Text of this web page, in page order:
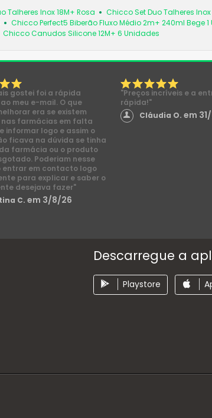
Talheres Inox 18M+ Rosa
Chicco Set Duo Talheres Inox
Chicco Perfect5 Biberão Fluxo Médio 2m+ 240ml Bege
Chicco Canudos Silicone 12M+ 6 Unidades
gostei foi a rápida
meu e-mail. O que
era se existem
farmácias em falta
informar logo e assim o
ficava na dúvida se tinha
farmácia ou o produto
Poderiam nesse
entrar em contacto logo
para explicar e saber o
desejava fazer"
C.em 3/8/26
"Preços incríveis e a
rápida!"
Cláudia O. em
Descarregue a
Playstore